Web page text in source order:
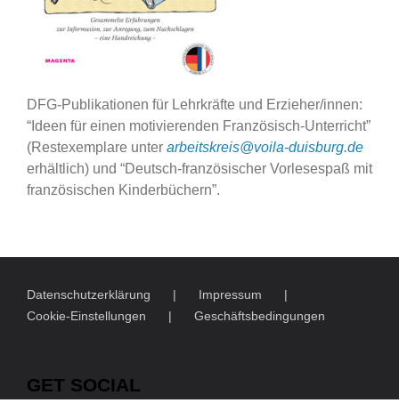
DFG-Publikationen für Lehrkräfte und Erzieher/innen:
“Ideen für einen motivierenden Französisch-Unterricht”
(Restexemplare unter arbeitskreis@voila-duisburg.de
erhältlich) und “Deutsch-französischer Vorlesespaß mit
französischen Kinderbüchern”.
Datenschutzerklärung
Impressum
Cookie-Einstellungen
Geschäftsbedingungen
GET SOCIAL